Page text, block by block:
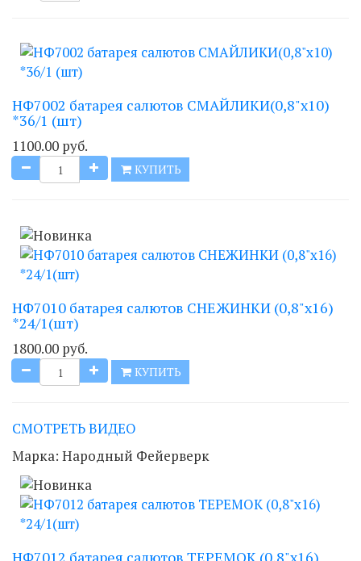
НФ7002 батарея салютов СМАЙЛИКИ(0,8"х10)
*36/1 (шт)
1100.00 руб.
КУПИТЬ
НФ7010 батарея салютов СНЕЖИНКИ (0,8"х16)
*24/1(шт)
1800.00 руб.
КУПИТЬ
СМОТРЕТЬ ВИДЕО
Марка: Народный Фейерверк
НФ7012 батарея салютов ТЕРЕМОК (0,8"х16)